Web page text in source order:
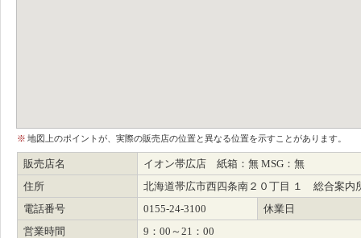
※ 地図上のポイントが、実際の販売店の位置と異なる位置を示すことがあります。
販売店名
イオン帯広店 紙箱：無 MSG：無
住所
北海道帯広市西四条南２０丁目 １ 総合案内
電話番号
0155-24-3100
休業日
営業時間
9：00～21：00